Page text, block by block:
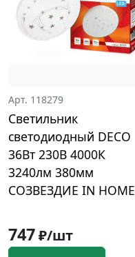
Арт. 118279
Светильник
светодиодный DECO
36Вт 230В 4000К
3240лм 380мм
СОЗВЕЗДИЕ IN HOME
747₽/шт